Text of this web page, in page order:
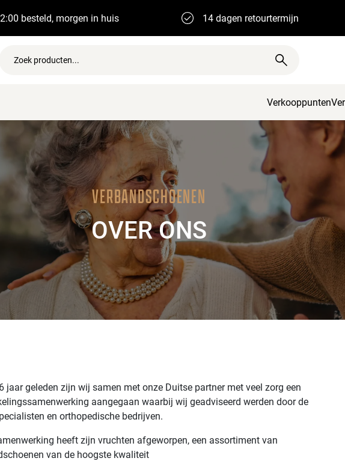
besteld, morgen in huis 14 dagen retourtermijn
Verkooppunten
VERBANDSCHOENEN
OVER ONS
jaar geleden zijn wij samen met onze Duitse partner met veel zorg een
aangegaan waarbij wij geadviseerd werden door de
en orthopedische bedrijven.
heeft zijn vruchten afgeworpen, een assortiment van
van de hoogste kwaliteit